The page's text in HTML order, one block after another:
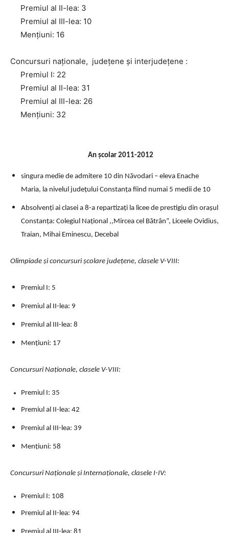
Premiul al II-lea: 3
Premiul al III-lea: 10
Menţiuni: 16
Concursuri naţionale, județene și interjudețene :
Premiul I: 22
Premiul al II-lea: 31
Premiul al III-lea: 26
Menţiuni: 32
An școlar 2011-2012
singura medie de admitere 10 din Năvodari – eleva Enache
Maria, la nivelul judeţului Constanţa fiind numai 5 medii de 10
Absolvenţi ai clasei a 8-a repartizaţi la licee de prestigiu din oraşul
Constanţa: Colegiul Naţional ,,Mircea cel Bătrân”, Liceele Ovidius,
Traian, Mihai Eminescu, Decebal
Olimpiade şi concursuri şcolare judeţene, clasele V-VIII:
Premiul I: 5
Premiul al II-lea: 9
Premiul al III-lea: 8
Menţiuni: 17
Concursuri Naţionale, clasele V-VIII:
Premiul I: 35
Premiul al II-lea: 42
Premiul al III-lea: 39
Menţiuni: 58
Concursuri Naţionale şi Internaţionale, clasele I-IV:
Premiul I: 108
Premiul al II-lea: 94